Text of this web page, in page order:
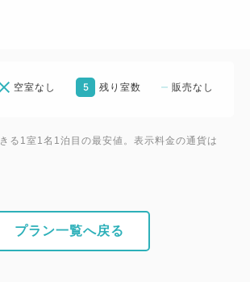
場（高さ制限：2.1m）
車はご利用できません。
，０００円（消費税込）
、トラック）ご利用のお客様は
空室なし 5 残り室数 販売なし
る1室1名1泊目の最安値。表示料金の通貨は
プラン一覧へ戻る